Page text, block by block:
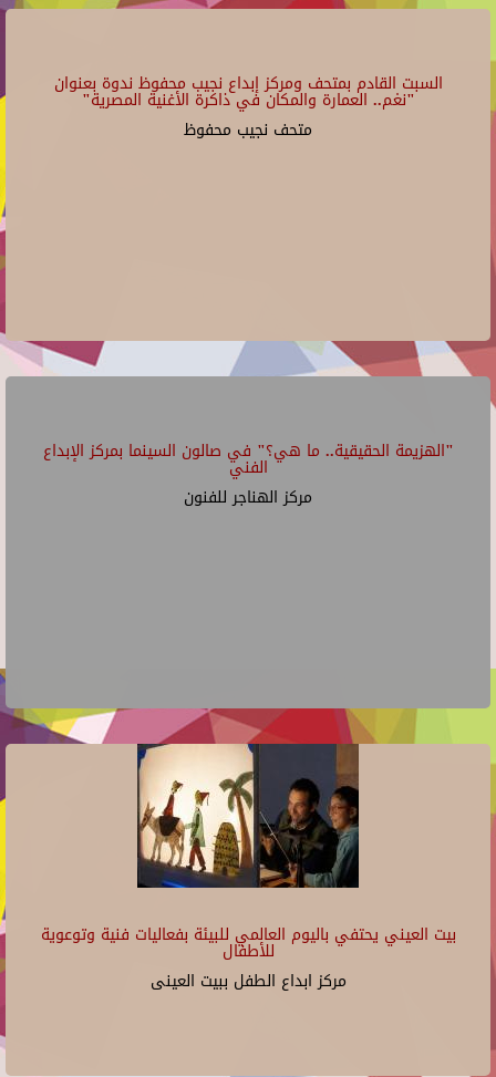
السبت القادم بمتحف ومركز إبداع نجيب محفوظ ندوة بعنوان
"نغم.. العمارة والمكان في ذاكرة الأغنية المصرية"
متحف نجيب محفوظ
"الهزيمة الحقيقية.. ما هي؟" في صالون السينما بمركز الإبداع
الفني
مركز الهناجر للفنون
بيت العيني يحتفي باليوم العالمي للبيئة بفعاليات فنية وتوعوية
للأطفال
مركز ابداع الطفل ببيت العينى